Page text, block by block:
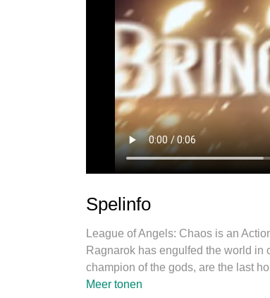
Spelinfo
League of Angels: Chaos is an
Ragnarok has engulfed the world in
champion of the gods, are the last
Embark on your journey to become a
Meer tonen